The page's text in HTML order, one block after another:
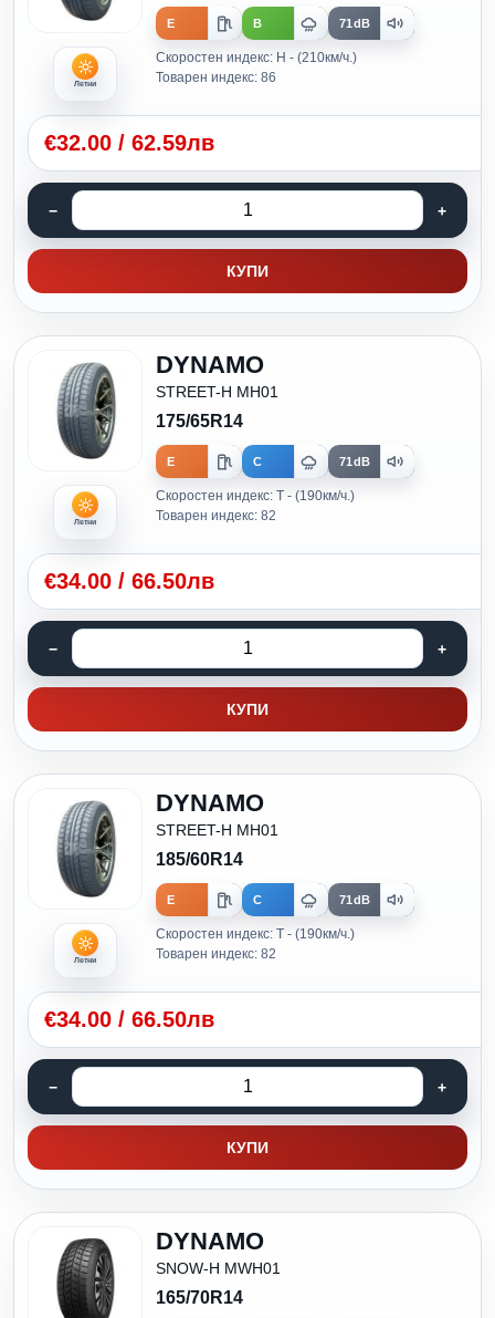
Летни
E B 71dB
Скоростен индекс: H - (210км/ч.)
Товарен индекс: 86
€32.00 / 62.59лв
КУПИ
Летни
DYNAMO
STREET-H MH01
175/65R14
E C 71dB
Скоростен индекс: T - (190км/ч.)
Товарен индекс: 82
€34.00 / 66.50лв
КУПИ
Летни
DYNAMO
STREET-H MH01
185/60R14
E C 71dB
Скоростен индекс: T - (190км/ч.)
Товарен индекс: 82
€34.00 / 66.50лв
КУПИ
DYNAMO
SNOW-H MWH01
165/70R14